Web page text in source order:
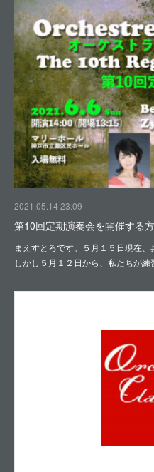
2021.05.14 23:09
第10回定期演奏会を開催する
まえすとろです。５月１５日現在、
しかし５月１２日から、私たちが